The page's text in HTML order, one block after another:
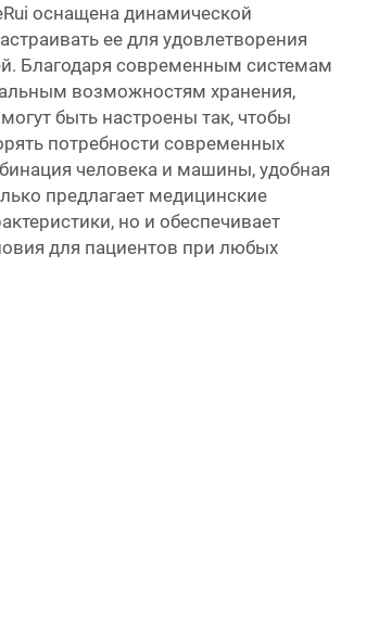
оснащена динамической
ее для удовлетворения
Благодаря современным системам
возможностям хранения,
быть настроены так, чтобы
потребности современных
человека и машины, удобная
предлагает медицинские
но и обеспечивает
для пациентов при любых